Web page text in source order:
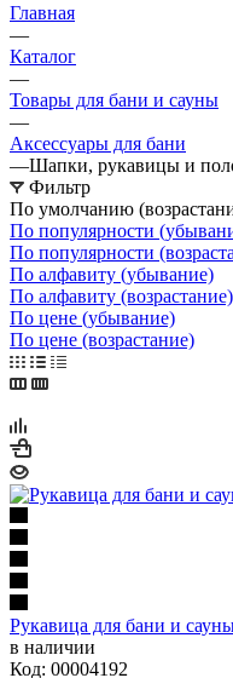
Главная
—
Каталог
—
Товары для бани и сауны
—
Аксессуары для бани
—Шапки, рукавицы и
Фильтр
По умолчанию
По популярности
По популярности
По алфавиту (убывание)
По алфавиту (возрастание)
По цене (убывание)
По цене (возрастание)
Рукавица для бани и
в наличии
Код: 00004192